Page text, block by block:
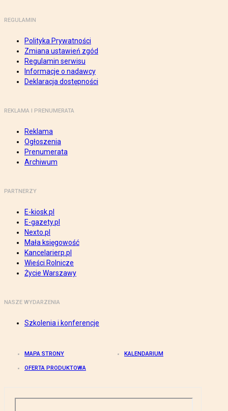
REGULAMIN
Polityka Prywatności
Zmiana ustawień zgód
Regulamin serwisu
Informacje o nadawcy
Deklaracja dostępności
REKLAMA I PRENUMERATA
Reklama
Ogłoszenia
Prenumerata
Archiwum
PARTNERZY
E-kiosk.pl
E-gazety.pl
Nexto.pl
Mała księgowość
Kancelarierp.pl
Wieści Rolnicze
Życie Warszawy
NASZE WYDARZENIA
Szkolenia i konferencje
MAPA STRONY KALENDARIUM
OFERTA PRODUKTOWA